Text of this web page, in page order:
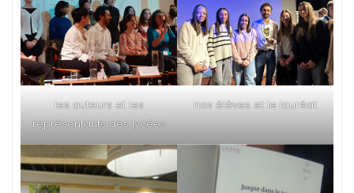
les auteurs et les
représentants des lycées
nos élèves et le lauréat